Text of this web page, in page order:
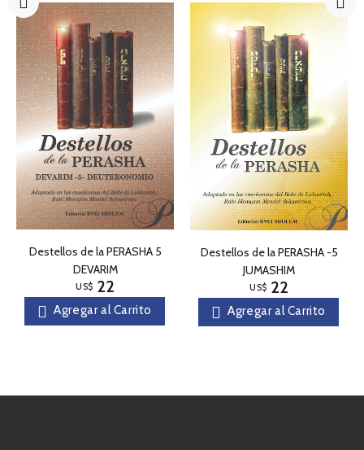
Destellos de la PERASHA 5
DEVARIM
US$ 22
Agregar al Carrito
Destellos de la PERASHA -5
JUMASHIM
US$ 22
Agregar al Carrito